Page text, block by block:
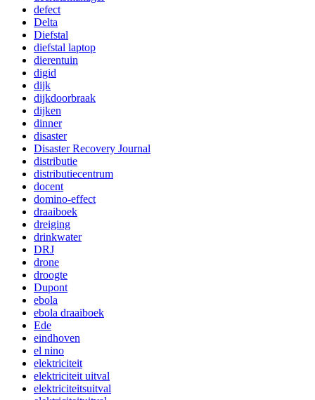
defect
Delta
Diefstal
diefstal laptop
dierentuin
digid
dijk
dijkdoorbraak
dijken
dinner
disaster
Disaster Recovery Journal
distributie
distributiecentrum
docent
domino-effect
draaiboek
dreiging
drinkwater
DRJ
drone
droogte
Dupont
ebola
ebola draaiboek
Ede
eindhoven
el nino
elektriciteit
elektriciteit uitval
elektriciteitsuitval